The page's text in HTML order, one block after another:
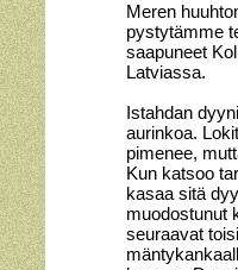
Meren
pystytämme
saapuneet
Latviassa.
Istahdan
aurinkoa.
pimenee,
Kun katsoo
kasaa sitä
muodostunut
seuraavat